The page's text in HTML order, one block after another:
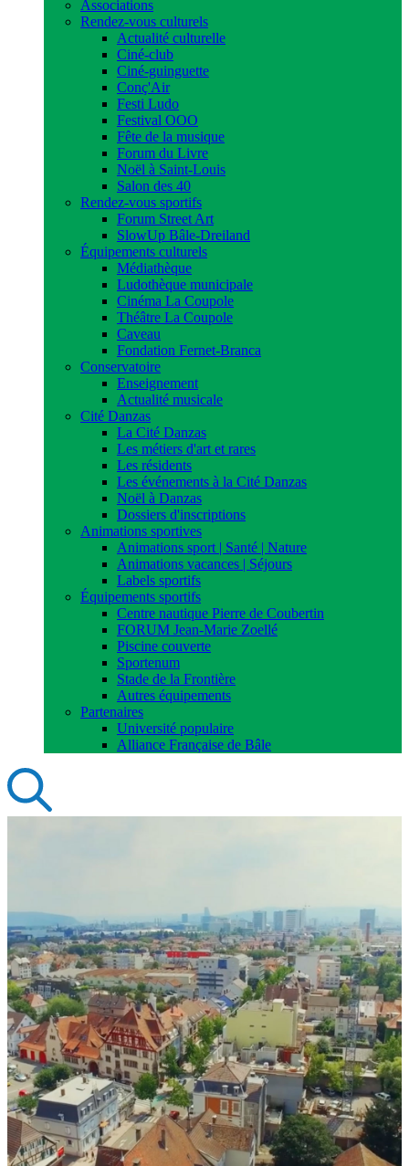
Associations
Rendez-vous culturels
Actualité culturelle
Ciné-club
Ciné-guinguette
Conç'Air
Festi Ludo
Festival OOO
Fête de la musique
Forum du Livre
Noël à Saint-Louis
Salon des 40
Rendez-vous sportifs
Forum Street Art
SlowUp Bâle-Dreiland
Équipements culturels
Médiathèque
Ludothèque municipale
Cinéma La Coupole
Théâtre La Coupole
Caveau
Fondation Fernet-Branca
Conservatoire
Enseignement
Actualité musicale
Cité Danzas
La Cité Danzas
Les métiers d'art et rares
Les résidents
Les événements à la Cité Danzas
Noël à Danzas
Dossiers d'inscriptions
Animations sportives
Animations sport | Santé | Nature
Animations vacances | Séjours
Labels sportifs
Équipements sportifs
Centre nautique Pierre de Coubertin
FORUM Jean-Marie Zoellé
Piscine couverte
Sportenum
Stade de la Frontière
Autres équipements
Partenaires
Université populaire
Alliance Française de Bâle